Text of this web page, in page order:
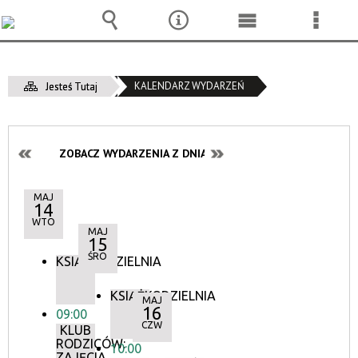
Jesteś Tutaj KALENDARZ WYDARZEŃ
ZOBACZ WYDARZENIA Z DNIA:
MAJ
14
WTO
KSIĄŻKODZIELNIA
09:00
KLUB
RODZICÓW:
MAJ
15
ŚRO
KSIĄŻKODZIELNIA
10:00
MAJ
16
CZW
Wyszukiwarka
NarzędziaMenu
Menu